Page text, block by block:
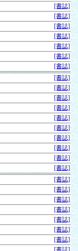
[書誌]
[書誌]
[書誌]
[書誌]
[書誌]
[書誌]
[書誌]
[書誌]
[書誌]
[書誌]
[書誌]
[書誌]
[書誌]
[書誌]
[書誌]
[書誌]
[書誌]
[書誌]
[書誌]
[書誌]
[書誌]
[書誌]
[書誌]
[書誌]
[書誌]